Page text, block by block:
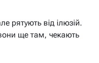
рятують від ілюзій.
ще там, чекають